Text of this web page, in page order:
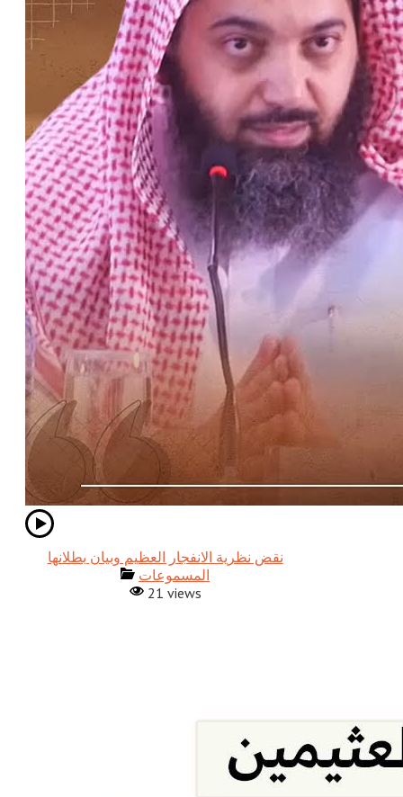
نقض نظرية الانفجار العظيم وبيان بطلانها
المسموعات
21 views